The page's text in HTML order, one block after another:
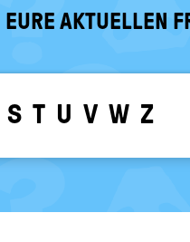
EURE AKTUELLEN
S T U V W Z
gewählten